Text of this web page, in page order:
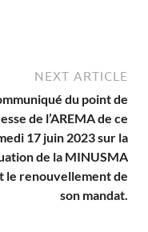
NEXT ARTICLE
du point de
de l’AREMA de ce
17 juin 2023 sur la
de la MINUSMA
le renouvellement de
son mandat.